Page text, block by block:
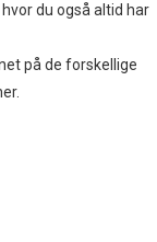
du også altid har
på de forskellige